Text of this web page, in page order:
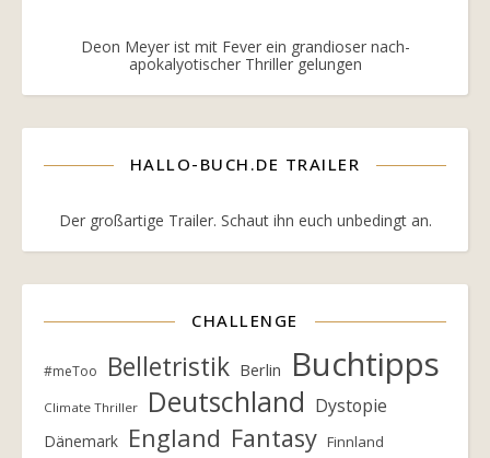
Deon Meyer ist mit Fever ein grandioser nach-
apokalyotischer Thriller gelungen
HALLO-BUCH.DE TRAILER
Der großartige Trailer. Schaut ihn euch unbedingt an.
CHALLENGE
#meToo Belletristik Berlin Buchtipps
Climate Thriller Deutschland Dystopie
Dänemark England Fantasy Finnland